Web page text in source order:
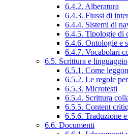
6.4.2. Alberatura
6.4.3. Flussi di
6.4.4. Sistemi di
6.4.5. Tipologie di
6.4.6. Ontologie e
6.4.7. Vocabolari
6.5. Scrittura e linguaggio
6.5.1. Come
6.5.2. Le regole
6.5.3. Microtesti
6.5.4. Scrittura
6.5.5. Content
6.5.6. Traduzione
6.6. Documenti